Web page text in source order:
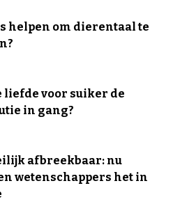
helpen om dierentaal te
liefde voor suiker de
in gang?
afbreekbaar: nu
wetenschappers het in